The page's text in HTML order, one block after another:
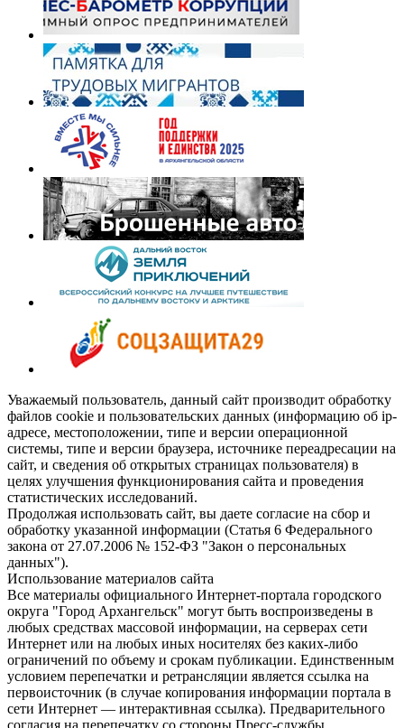
Уважаемый пользователь, данный сайт производит обработку
файлов cookie и пользовательских данных (информацию об ip-
адресе, местоположении, типе и версии операционной
системы, типе и версии браузера, источнике переадресации на
сайт, и сведения об открытых страницах пользователя) в
целях улучшения функционирования сайта и проведения
статистических исследований.
Продолжая использовать сайт, вы даете согласие на сбор и
обработку указанной информации (Статья 6 Федерального
закона от 27.07.2006 № 152-ФЗ "Закон о персональных
данных").
Использование материалов сайта
Все материалы официального Интернет-портала городского
округа "Город Архангельск" могут быть воспроизведены в
любых средствах массовой информации, на серверах сети
Интернет или на любых иных носителях без каких-либо
ограничений по объему и срокам публикации. Единственным
условием перепечатки и ретрансляции является ссылка на
первоисточник (в случае копирования информации портала в
сети Интернет — интерактивная ссылка). Предварительного
согласия на перепечатку со стороны Пресс-службы